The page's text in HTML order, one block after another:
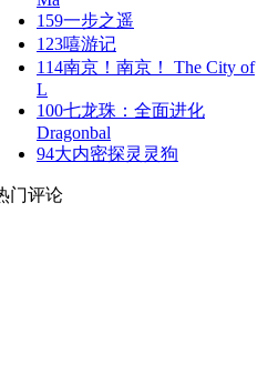
159一步之遥
123嘻游记
114南京！南京！ The City of
L
100七龙珠：全面进化
Dragonbal
94大内密探灵灵狗
门评论